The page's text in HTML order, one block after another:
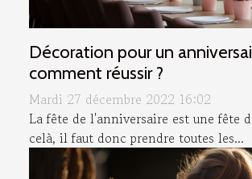
Décoration pour un
comment réussir ?
Mardi 27 décembre 2022 16:02
La fête de l'anniversaire est une fête
celà, il faut donc prendre toutes les...